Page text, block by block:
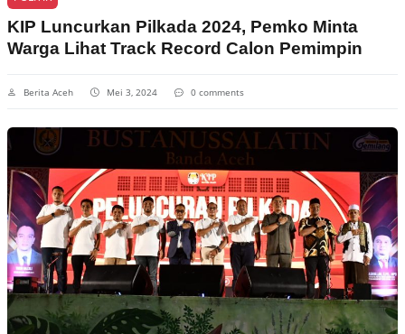
KIP Luncurkan Pilkada 2024, Pemko Minta
Warga Lihat Track Record Calon Pemimpin
Berita Aceh Mei 3, 2024 0 comments